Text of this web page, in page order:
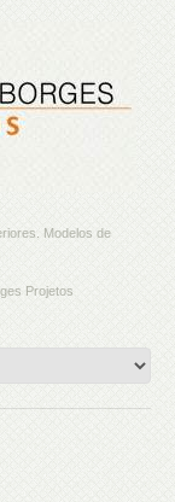
Modelos de
Projetos